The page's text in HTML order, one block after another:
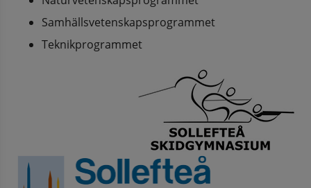
Samhällsvetenskapsprogrammet
Teknikprogrammet